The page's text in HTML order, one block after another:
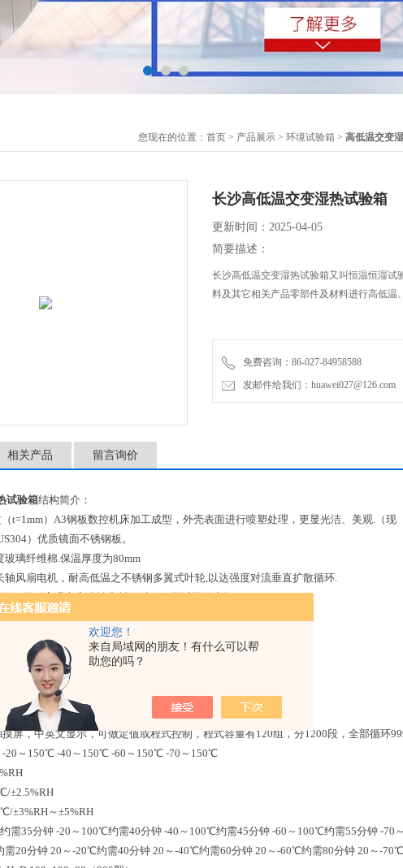
欢迎您！
来自局域网的朋友！有什么可以帮
助您的吗？
您现在的位置： 首页 > 产品展示 > 环境试验箱 > 高低温交变
长沙高低温交变湿热试验箱
更新时间：2025-04-05
简要描述：
长沙高低温交变湿热试验箱又叫恒温恒湿
料及其它相关产品零部件及材料进行高低温
免费咨询：86-027-84958588
发邮件给我们：huawei027@126.com
相关产品 留言询价
试验箱结构简介：
t=1mm）A3钢板数控机床加工成型，外壳表面进行喷塑处理，更显光洁、美观.（现
）优质镜面不锈钢板。
璃纤维棉.保温厚度为80mm
轴风扇电机，耐高低温之不锈钢多翼式叶轮,以达强度对流垂直扩散循环.
双层耐高温之高张性密封条以确保测试区的密闭
手，操作更容易
质可固定式PU活动轮.
空钢化玻璃,内侧胶合片式导电膜（可清楚观察试验过程）
）可外接测试电源线或信号线使用（孔径或孔数须增加需指示）
验箱 技术参数
屏，中英文显示，可做定值或程式控制，程式容量有120组，分1200段，全部循环
20～150℃ -40～150℃ -60～150℃ -70～150℃
±2.5%RH
±3%RH～±5%RH
需35分钟 -20～100℃约需40分钟 -40～100℃约需45分钟 -60～100℃约需55分钟 -70
20分钟 20～-20℃约需40分钟 20～-40℃约需60分钟 20～-60℃约需80分钟 20～-